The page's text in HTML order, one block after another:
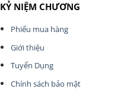
KỶ NIỆM CHƯƠNG
Phiếu mua hàng
Giới thiệu
Tuyển Dụng
Chính sách bảo mật